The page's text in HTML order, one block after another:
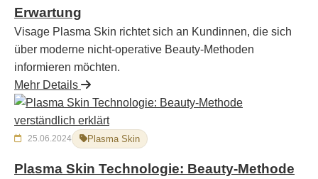
Erwartung
Visage Plasma Skin richtet sich an Kundinnen, die sich
über moderne nicht-operative Beauty-Methoden
informieren möchten.
Mehr Details
25.06.2024 Plasma Skin
Plasma Skin Technologie: Beauty-Methode